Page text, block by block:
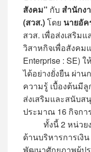
สังคม” กับ สำนักง
(สวส.)โดย นายอั
สวส. เพื่อส่งเสริม
วิสาหกิจเพื่อสังคม
Enterprise : SE)
ได้อย่างยั่งยืน ผ่าน
ความรู้ เบื้องต้นมีลู
ส่งเสริมและสนับ
ประมาณ 16 กิจกา
ทั้งนี้ 2 หน่วย
ด้านบริหารการเงิ
พัฒนาศักยภาพผู้ปร